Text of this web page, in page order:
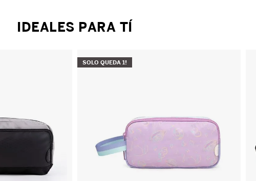
IDEALES PARA TÍ
SOLO QUEDA 1!